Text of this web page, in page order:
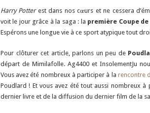
Harry Potterest dans nos cœurs et ne cessera
voit le jour grâce à la saga : la première Coupe
Espérons une longue vie à ce sport atypique tout
Pour clôturer cet article, parlons un peu de
départ de Mimilafolle. Ag4400 et InsolementJu
Vous avez été nombreux à participer à la rencontre
Poudlard ! Et vous avez été tout aussi nombreux à
dernier livre et de la diffusion du dernier film de la